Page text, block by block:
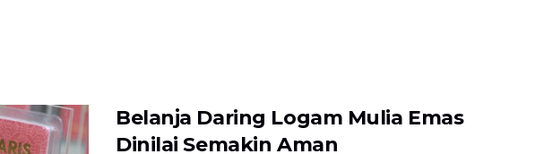
Belanja Daring Logam Mulia Emas
Dinilai Semakin Aman